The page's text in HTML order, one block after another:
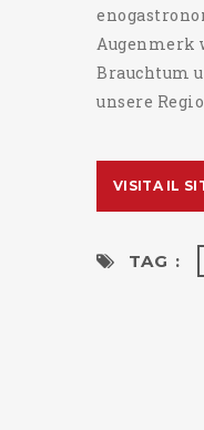
Augenmerk
Brauchtum
unsere
VISITA IL
TAG :